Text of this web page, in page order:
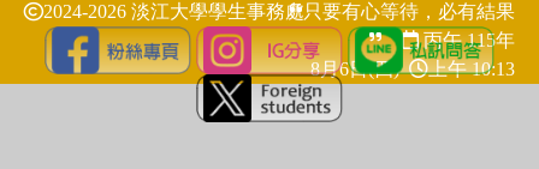
2024-2026 淡江大學學生事務處只要有心等待，必有結果
丙午 115年
8月6日(四)
上午 10:13